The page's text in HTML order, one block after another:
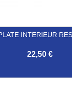
INTERIEUR
22,50 €